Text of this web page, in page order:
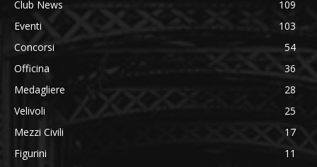
Club News
109
Eventi
103
Concorsi
54
Officina
36
Medagliere
28
Velivoli
25
Mezzi Civili
17
Figurini
11